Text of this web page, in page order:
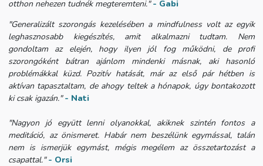
otthon nehezen tudnék megteremteni."- Gabi
"Generalizált szorongás kezelésében a mindfulness volt az egyik
leghasznosabb kiegészítés, amit alkalmazni tudtam. Nem
gondoltam az elején, hogy ilyen jól fog működni, de profi
szorongóként bátran ajánlom mindenki másnak, aki hasonló
problémákkal küzd. Pozitív hatását, már az első pár hétben is
aktívan tapasztaltam, de ahogy teltek a hónapok, úgy bontakozott
ki csak igazán."- Nati
"Nagyon jó együtt lenni olyanokkal, akiknek szintén fontos a
meditáció, az önismeret. Habár nem beszélünk egymással, talán
nem is ismerjük egymást, mégis megélem az összetartozást a
csapattal."- Orsi